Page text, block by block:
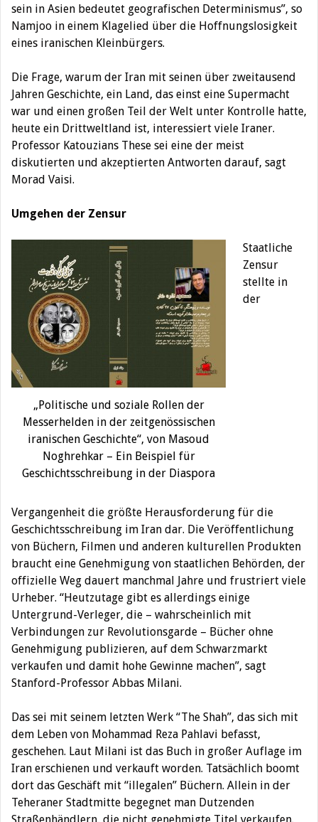
sein in Asien bedeutet geografischen Determinismus”, so
Namjoo in einem Klagelied über die Hoffnungslosigkeit
eines iranischen Kleinbürgers.
Die Frage, warum der Iran mit seinen über zweitausend
Jahren Geschichte, ein Land, das einst eine Supermacht
war und einen großen Teil der Welt unter Kontrolle hatte,
heute ein Drittweltland ist, interessiert viele Iraner.
Professor Katouzians These sei eine der meist
diskutierten und akzeptierten Antworten darauf, sagt
Morad Vaisi.
Umgehen der Zensur
„Politische und soziale Rollen der
Messerhelden in der zeitgenössischen
iranischen Geschichte“, von Masoud
Noghrehkar – Ein Beispiel für
Geschichtsschreibung in der Diaspora
Staatliche
Zensur
stellte in
der
Vergangenheit die größte Herausforderung für die
Geschichtsschreibung im Iran dar. Die Veröffentlichung
von Büchern, Filmen und anderen kulturellen Produkten
braucht eine Genehmigung von staatlichen Behörden, der
offizielle Weg dauert manchmal Jahre und frustriert viele
Urheber. “Heutzutage gibt es allerdings einige
Untergrund-Verleger, die – wahrscheinlich mit
Verbindungen zur Revolutionsgarde – Bücher ohne
Genehmigung publizieren, auf dem Schwarzmarkt
verkaufen und damit hohe Gewinne machen”, sagt
Stanford-Professor Abbas Milani.
Das sei mit seinem letzten Werk “The Shah”, das sich mit
dem Leben von Mohammad Reza Pahlavi befasst,
geschehen. Laut Milani ist das Buch in großer Auflage im
Iran erschienen und verkauft worden. Tatsächlich boomt
dort das Geschäft mit “illegalen” Büchern. Allein in der
Teheraner Stadtmitte begegnet man Dutzenden